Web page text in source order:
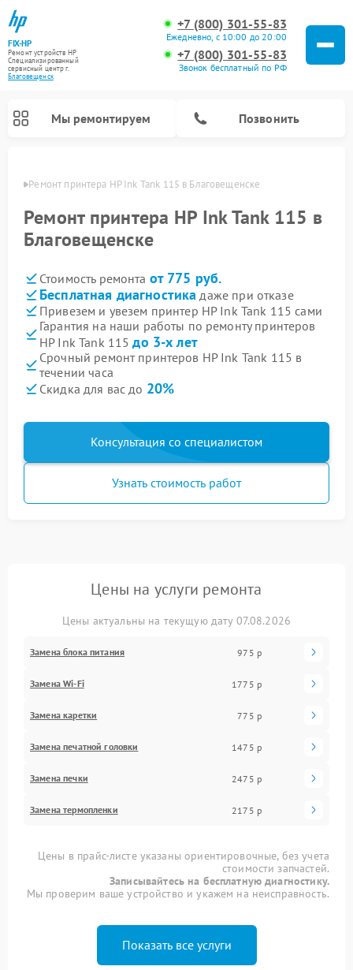
FIX-HP
Ремонт устройств HP
Специализированный
cервисный центр г.
Благовещенск
+7 (800) 301-55-83
Ежедневно, с 10:00 до 20:00
+7 (800) 301-55-83
Звонок бесплатный по РФ
Мы ремонтируем Позвонить
Ремонт принтера HP Ink Tank 115 в Благовещенске
Ремонт принтера HP Ink Tank 115 в
Благовещенске
Стоимость ремонта от 775 руб.
Бесплатная диагностика даже при отказе
Привезем и увезем принтер HP Ink Tank 115 сами
Гарантия на наши работы по ремонту принтеров
HP Ink Tank 115до 3-х лет
Срочный ремонт принтеров HP Ink Tank 115 в
течении часа
Скидка для вас до 20%
Консультация со специалистом
Узнать стоимость работ
Цены на услуги ремонта
Цены актуальны на текущую дату 07.08.2026
Замена блока питания 975 р
Замена Wi-Fi 1775 р
Замена каретки 775 р
Замена печатной головки 1475 р
Замена печки 2475 р
Замена термопленки 2175 р
Цены в прайс-листе указаны ориентировочные, без учета
стоимости запчастей.
Записывайтесь на бесплатную диагностику.
Мы проверим ваше устройство и укажем на неисправность.
Показать все услуги